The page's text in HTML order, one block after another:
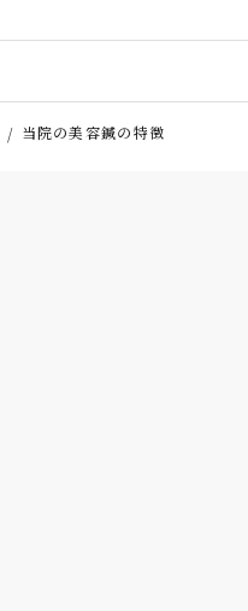
当院の美容鍼の特徴